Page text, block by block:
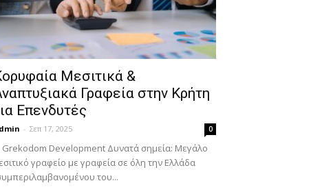
Μεσιτικά &
Γραφεία στην Κρήτη
Επενδυτές
- Σεπ 17, 2025 0
Grekodom Development Δυνατά σημεία: Μεγάλο
γραφείο με γραφεία σε όλη την Ελλάδα
του...